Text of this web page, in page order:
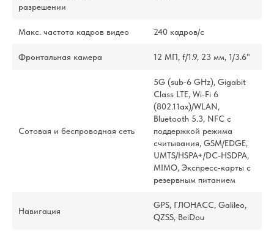
разрешении
Макс. частота кадров видео 240 кадров/ с
Фронтальная камера 12 МП, f/1.9, 23 мм, 1/3.6"
Сотовая и беспроводная сеть
5G (sub‑6 GHz), Gigabit
Class LTE, Wi‑Fi 6
(802.11ax)/WLAN,
Bluetooth 5.3, NFC с
поддержкой режима
считывания, GSM/EDGE,
UMTS/​HSPA+/​DC-HSDPA,
MIMO, Экспресс‑карты с
резервным питанием
Навигация
GPS, ГЛОНАСС, Galileo,
QZSS, BeiDou